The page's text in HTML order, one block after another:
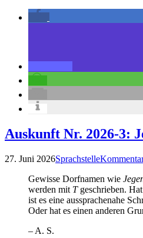
Auskunft Nr. 2026-3:
27. Juni 2026Sprachstelle
Gewisse Dorfnamen wie
werden mit Tgeschrieben.
ist es eine aussprachenahe
Oder hat es einen anderen
– A. S.